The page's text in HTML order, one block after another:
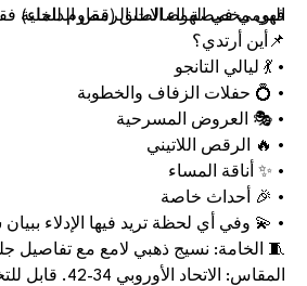
اليومي في الهواء الطلق (مقاوم للماء)
فهي مخصصة لصالات الرقص الداخلية
📌أين أرتدي؟
• 💃 ليالي التانجو
• 💍 حفلات الزفاف والخطوبة
• 🎭 العروض المسرحية
• 🔥 الرقص اللاتيني
• ✨ أناقة المساء
• 🎉 أحداث خاصة
• 💫 وفي أي لحظة تريد فيها الإدلاء
🧵 الخامة: نسيج ذهبي لامع مع تفاصيل
المقاس: الاتحاد